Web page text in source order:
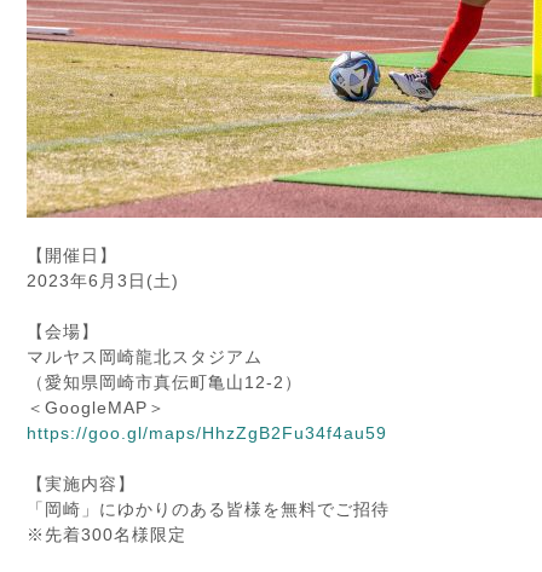
【開催日】
2023年6月3日(土)
【会場】
マルヤス岡崎龍北スタジアム
（愛知県岡崎市真伝町亀山12-2）
＜GoogleMAP＞
https://goo.gl/maps/HhzZgB2Fu34f4au59
【実施内容】
「岡崎」にゆかりのある皆様を無料でご招待
※先着300名様限定